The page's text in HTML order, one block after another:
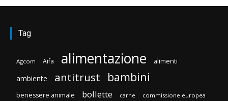
Tag
Agcom Aifa alimentazione alimenti
ambiente antitrust bambini
benessere animale bollette carne commissione europea